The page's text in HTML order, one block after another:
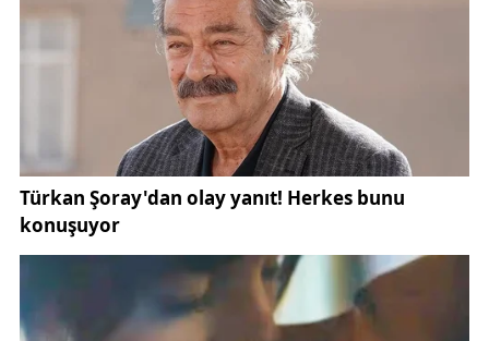
tutuklanarak cezaevine gönderildi. Zanlılara ait
banka hesaplarına da el konuldu.